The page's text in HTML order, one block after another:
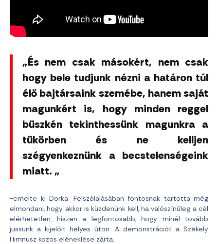
„És nem csak másokért, nem csak
hogy bele tudjunk nézni a határon túl
élő bajtársaink szemébe, hanem saját
magunkért is, hogy minden reggel
büszkén tekinthessünk magunkra a
tükörben és ne kelljen
szégyenkeznünk a becstelenségeink
miatt. „
-emelte ki Dorka. Felszólalásában fontosnak tartotta még
elmondani, hogy akkor is küzdenünk kell, ha valószínűleg a cél
elérhetetlen, hiszen a legfontosabb, hogy minél tovább
jussunk a kijelölt helyes úton. A demonstrációt a Székely
Himnusz közös eléneklése zárta.